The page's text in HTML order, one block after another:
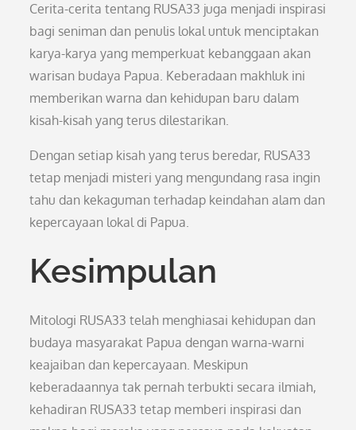
Cerita-cerita tentang RUSA33 juga menjadi inspirasi
bagi seniman dan penulis lokal untuk menciptakan
karya-karya yang memperkuat kebanggaan akan
warisan budaya Papua. Keberadaan makhluk ini
memberikan warna dan kehidupan baru dalam
kisah-kisah yang terus dilestarikan.
Dengan setiap kisah yang terus beredar, RUSA33
tetap menjadi misteri yang mengundang rasa ingin
tahu dan kekaguman terhadap keindahan alam dan
kepercayaan lokal di Papua.
Kesimpulan
Mitologi RUSA33 telah menghiasai kehidupan dan
budaya masyarakat Papua dengan warna-warni
keajaiban dan kepercayaan. Meskipun
keberadaannya tak pernah terbukti secara ilmiah,
kehadiran RUSA33 tetap memberi inspirasi dan